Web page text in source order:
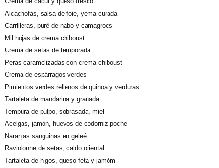
Alcachofas, salsa de foie, yema curada
Carrilleras, puré de nabo y camagrocs
Mil hojas de crema chiboust
Crema de setas de temporada
Peras caramelizadas con crema chiboust
Crema de espárragos verdes
Pimientos verdes rellenos de quinoa y verduras
Tartaleta de mandarina y granada
Tempura de pulpo, sobrasada, miel
Acelgas, jamón, huevos de codorniz poche
Naranjas sanguinas en geleé
Raviolonne de setas, caldo oriental
Tartaleta de higos, queso feta y jamóm